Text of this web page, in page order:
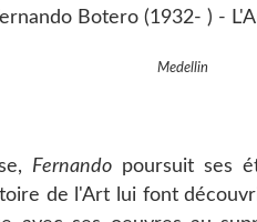
Medellin
Fernando poursuit ses
de l'Art lui font